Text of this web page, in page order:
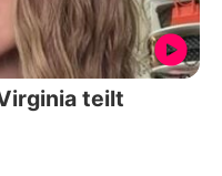
teilt